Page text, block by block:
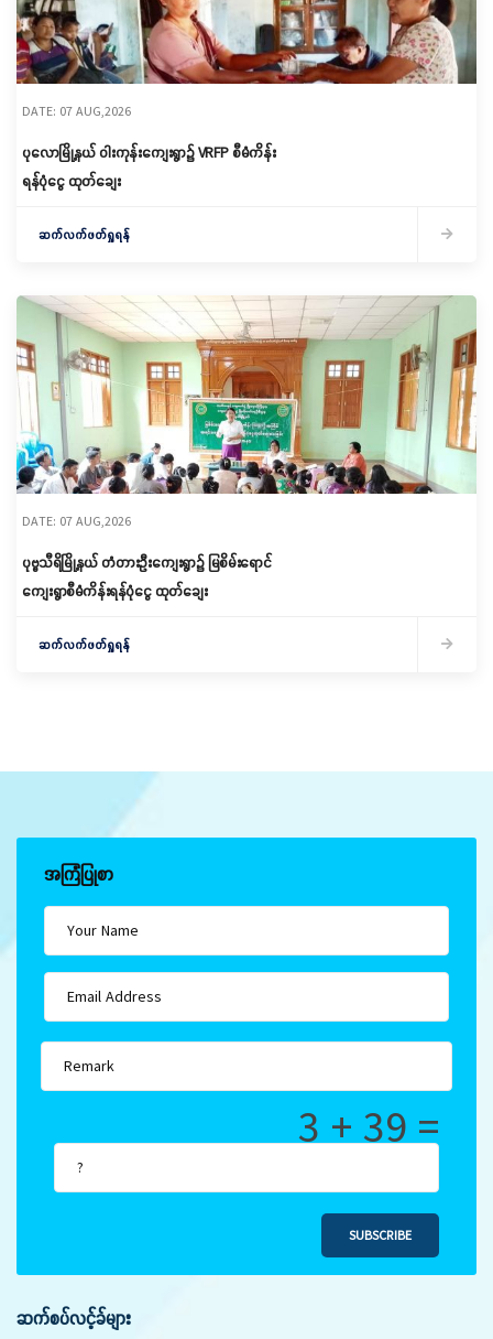
DATE: 07 AUG,2026
ပုလောမြို့နယ် ဝါးကုန်းကျေးရွာ၌ ‌VRFP စီမံကိန်း
ရန်ပုံငွေ ထုတ်ချေး
ဆက်လက်ဖတ်ရှုရန်
DATE: 07 AUG,2026
ပုဗ္ဗသီရိမြို့နယ် တံတားဦးကျေးရွာ၌ မြစိမ်းရောင်
ကျေးရွာစီမံကိန်းရန်ပုံငွေ ထုတ်ချေး
ဆက်လက်ဖတ်ရှုရန်
အကြံပြုစာ
3 + 39 =
SUBSCRIBE
ဆက်စပ်လင့်ခ်များ